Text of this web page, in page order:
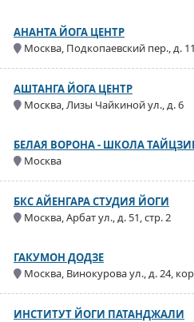
АНАНТА ЙОГА ЦЕНТР
Москва, Подкопаевский пер., д.
АШТАНГА ЙОГА ЦЕНТР
Москва, Лизы Чайкиной ул., д. 6
БЕЛАЯ ВОРОНА - ШКОЛА
Москва
БКС АЙЕНГАРА СТУДИЯ ЙОГИ
Москва, Арбат ул., д. 51, стр. 2
ГАКУМОН ДОДЗЕ
Москва, Винокурова ул., д. 24,
ИНСТИТУТ ЙОГИ ПАТАНДЖАЛИ